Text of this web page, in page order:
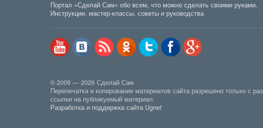
Портал «Сделай Сам» обо всем, что можно сделать своими руками.
Инструкции, мастер-классы, советы и руководства
© 2009 — 2026 Сделай Сам
Перепечатка и копирование материалов сайта разрешено только с
ссылки на публикуемый материал.
Разработка и поддержка сайта Ugnet